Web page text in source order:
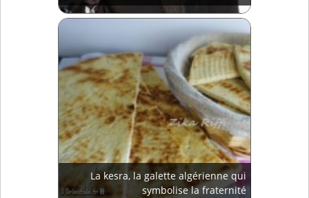
La kesra, la galette algérienne qui
symbolise la fraternité